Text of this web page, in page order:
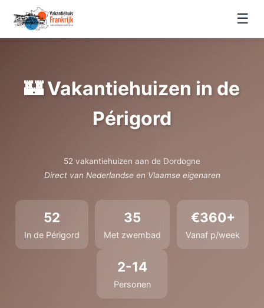
☰
🏰 Vakantiehuizen in de
Périgord
52 vakantiehuizen aan de Dordogne
Direct van Nederlandse en Vlaamse eigenaren
52
In de Périgord
35
Met zwembad
€360+
Vanaf p/week
2-14
Personen